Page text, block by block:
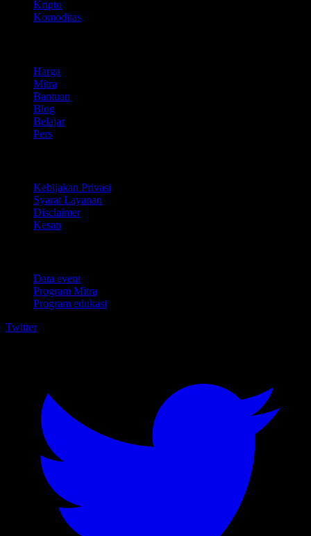
Kripto
Komoditas
Harga
Mitra
Bantuan
Blog
Belajar
Pers
Kebijakan Privasi
Syarat Layanan
Disclaimer
Kesan
Data event
Program Mitra
Program edukasi
Twitter